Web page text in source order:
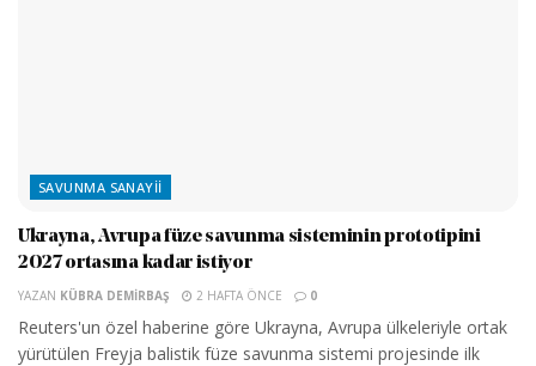
SAVUNMA SANAYII
Ukrayna, Avrupa füze savunma sisteminin prototipini
2027 ortasına kadar istiyor
YAZAN KÜBRA DEMIRBAŞ 2 HAFTA ÖNCE 0
Reuters'un özel haberine göre Ukrayna, Avrupa ülkeleriyle ortak
yürütülen Freyja balistik füze savunma sistemi projesinde ilk